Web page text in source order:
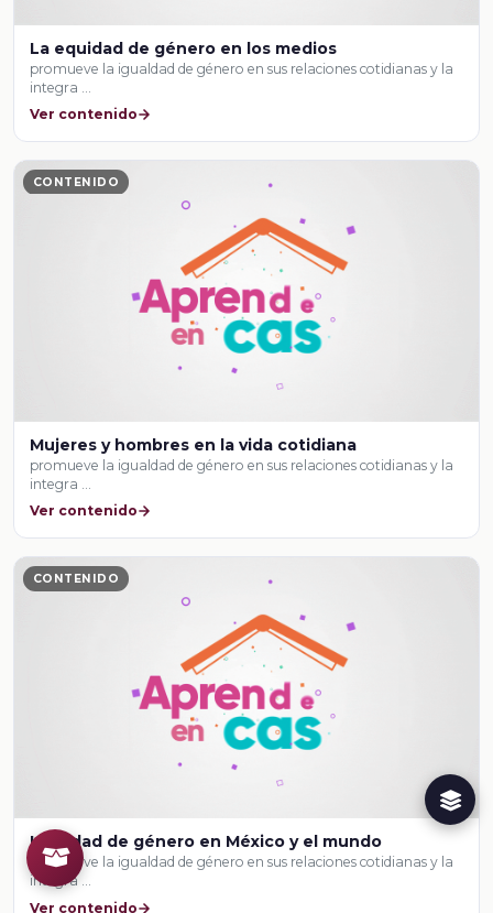
La equidad de género en los medios
promueve la igualdad de género en sus relaciones cotidianas y la
integra …
Ver contenido
CONTENIDO
Mujeres y hombres en la vida cotidiana
promueve la igualdad de género en sus relaciones cotidianas y la
integra …
Ver contenido
CONTENIDO
Igualdad de género en México y el mundo
promueve la igualdad de género en sus relaciones cotidianas y la
integra …
Ver contenido